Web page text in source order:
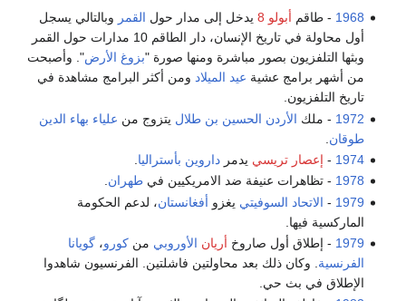
1968 - طاقم أبولو 8 يدخل إلى مدار حول القمر وبالتالي يسجل
أول محاولة في تاريخ الإنسان، دار الطاقم 10 مدارات حول القمر
وبثها التلفزيون بصور مباشرة ومنها صورة "بزوغ الأرض". وأصبحت
من أشهر برامج عشية عيد الميلاد ومن أكثر البرامج مشاهدة في
تاريخ التلفزيون.
1972 - ملك الأردن الحسين بن طلال يتزوج من علياء بهاء الدين
طوقان
1974
- إعصار تريسي يدمرداروين بأستراليا
1978 - ‬تظاهرات عنيفة ضد الامريكيين فيطهران.
1979
- الاتحاد السوفيتي يغزو أفغانستان، لدعم الحكومة
الماركسية فيها.
1979 - إطلاق أول صاروخ أريان الأوروبي منكورو،گويانا
الفرنسية . وكان ذلك بعد محاولتين فاشلتين. الفرنسيون شاهدوا
الإطلاق في بث حي.